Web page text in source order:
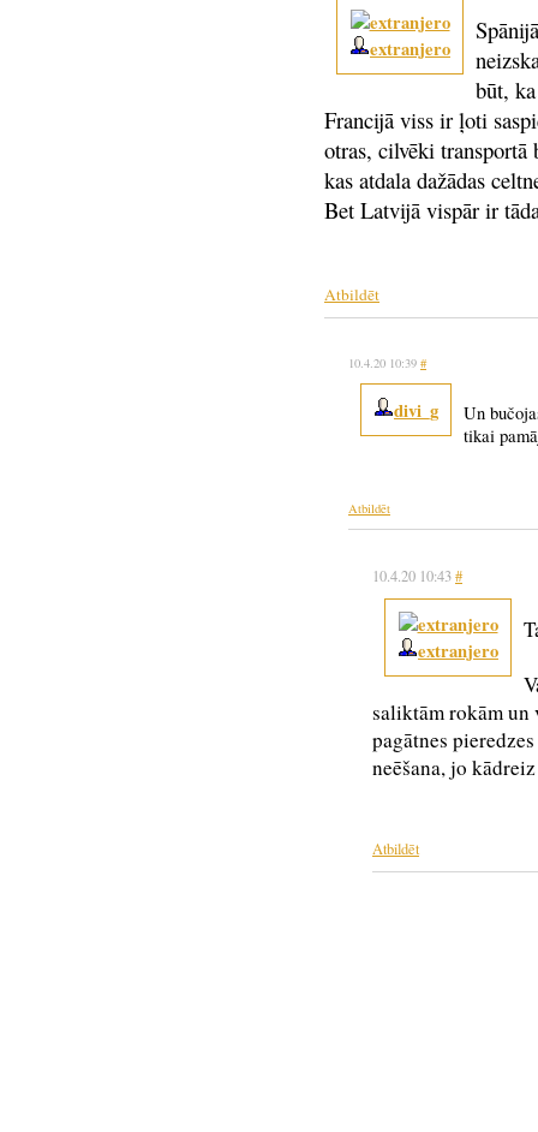
extranjero
būt,
Francijā viss ir ļoti
otras, cilvēki transportā
kas atdala dažādas
Bet Latvijā vispār ir
Atbildēt
10.4.20 10:39 #
divi_g
Un
tikai
Atbildēt
10.4.20 10:43#
extranjero
saliktām rokām
pagātnes
neēšana, jo
Atbildēt